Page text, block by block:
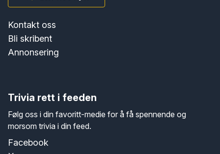
Kontakt oss
Bli skribent
Annonsering
Trivia rett i feeden
Følg oss i din favoritt-medie for å få spennende og
morsom trivia i din feed.
Facebook